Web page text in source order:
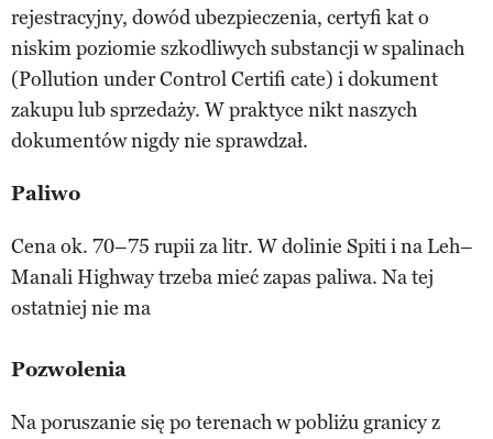
rejestracyjny, dowód ubezpieczenia, certyfi kat o
niskim poziomie szkodliwych substancji w spalinach
(Pollution under Control Certifi cate) i dokument
zakupu lub sprzedaży. W praktyce nikt naszych
dokumentów nigdy nie sprawdzał.
Paliwo
Cena ok. 70–75 rupii za litr. W dolinie Spiti i na Leh–
Manali Highway trzeba mieć zapas paliwa. Na tej
ostatniej nie ma
Pozwolenia
Na poruszanie się po terenach w pobliżu granicy z